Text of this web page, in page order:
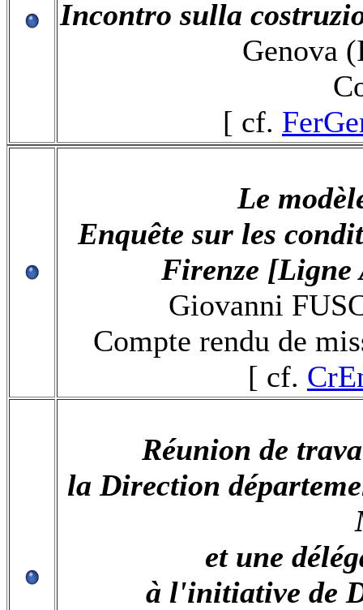
Incontro sulla
Genova
[ cf.
Le
Enquête sur les
Firenze [Ligne
Giovanni
Compte rendu de
[ cf.
Réunion de
la Direction
et une
à l'initiative de